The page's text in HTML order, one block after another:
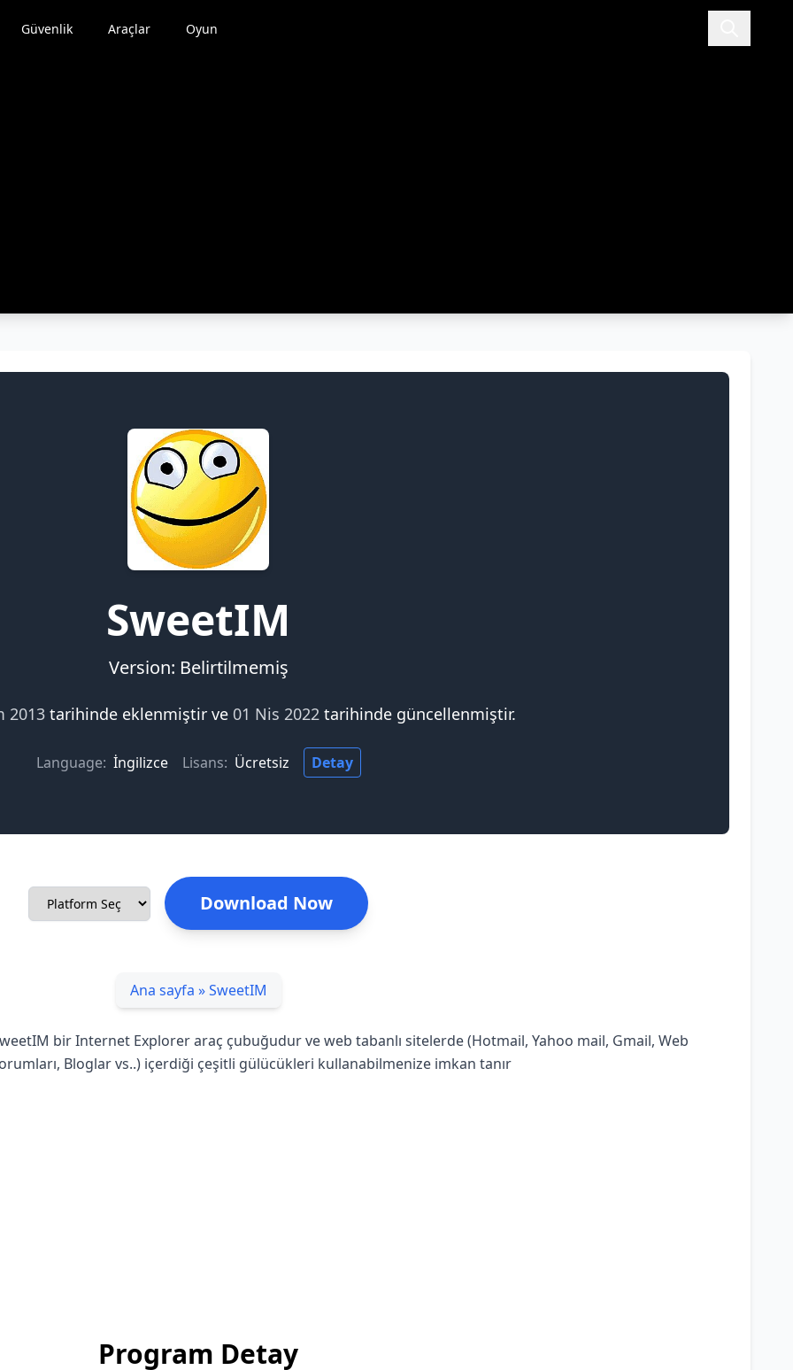
Güvenlik Araçlar Oyun
SweetIM
Version: Belirtilmemiş
2013 tarihinde eklenmiştir ve 01 Nis 2022 tarihinde güncellenmiştir.
Language: İngilizce Lisans: Ücretsiz Detay
Download Now
Ana sayfa »SweetIM
bir Internet Explorer araç çubuğudur ve web tabanlı sitelerde (Hotmail, Yahoo mail, Gmail, Web
Bloglar vs..) içerdiği çeşitli gülücükleri kullanabilmenize imkan tanır
Program Detay